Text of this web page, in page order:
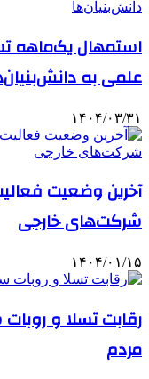
استمهال یک‌ماهه
علمی به
۱۴۰۴/۰۳/۳۱
آخرین وضعیت
شرکت‌های خارجی‌
۱۴۰۴/۰۱/۱۵
رقابت تسلا و
مردم